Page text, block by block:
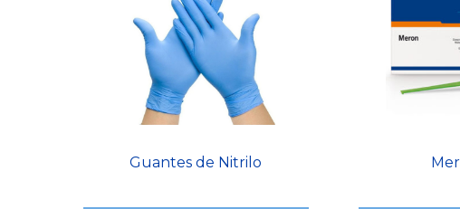
Guantes de Nitrilo